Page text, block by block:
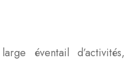
éventail d’activités,